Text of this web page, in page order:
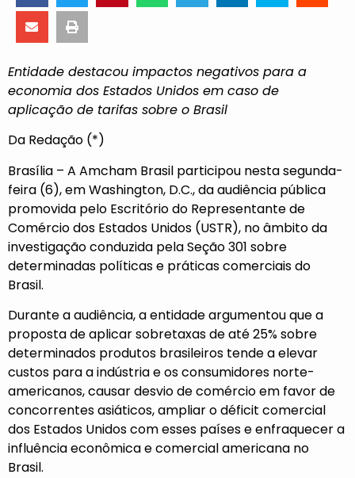
Entidade destacou impactos negativos para a
economia dos Estados Unidos em caso de
aplicação de tarifas sobre o Brasil
Da Redação (*)
Brasília – A Amcham Brasil participou nesta segunda-
feira (6), em Washington, D.C., da audiência pública
promovida pelo Escritório do Representante de
Comércio dos Estados Unidos (USTR), no âmbito da
investigação conduzida pela Seção 301 sobre
determinadas políticas e práticas comerciais do
Brasil.
Durante a audiência, a entidade argumentou que a
proposta de aplicar sobretaxas de até 25% sobre
determinados produtos brasileiros tende a elevar
custos para a indústria e os consumidores norte-
americanos, causar desvio de comércio em favor de
concorrentes asiáticos, ampliar o déficit comercial
dos Estados Unidos com esses países e enfraquecer a
influência econômica e comercial americana no
Brasil.